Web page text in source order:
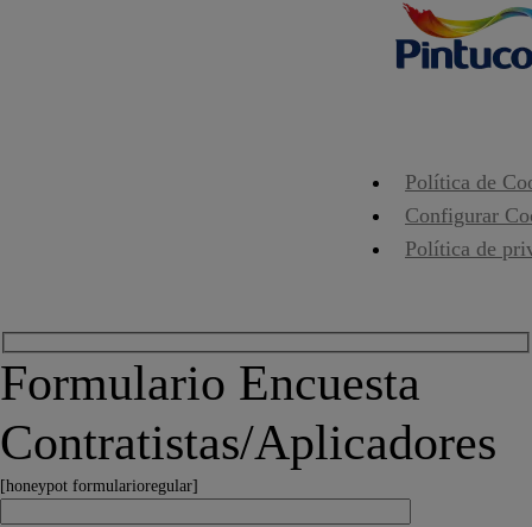
Política de
Configurar
Política de
Formulario Encuesta
Contratistas/Aplicadores
[honeypot formularioregular]